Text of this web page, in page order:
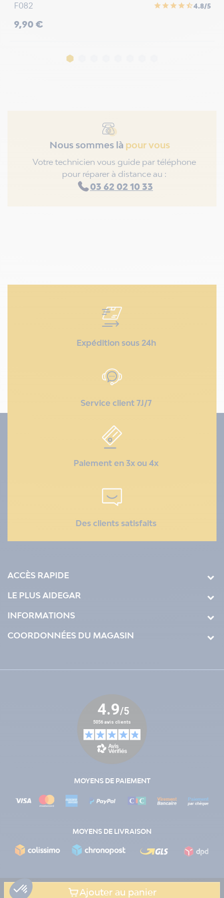
Ajouter au panier
F082
star star star star star_half4.8/5
Prix
9,90 €
Nous sommes là pour vous
Votre technicien vous guide par téléphone
pour réparer à distance au :
03 62 02 10 33
Expédition sous 24h
Service client 7J/7
Paiement en 3x ou 4x
Des clients satisfaits
ACCÈS RAPIDE
LE PLUS AIDEGAR
INFORMATIONS
COORDONNÉES DU MAGASIN
MOYENS DE PAIEMENT
MOYENS DE LIVRAISON